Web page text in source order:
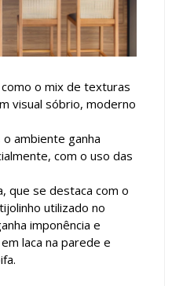
o mix de texturas
visual sóbrio, moderno
ambiente ganha
com o uso das
que se destaca com o
utilizado no
imponência e
laca na parede e